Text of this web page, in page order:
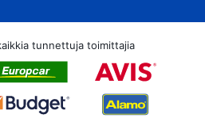
tunnettuja toimittajia